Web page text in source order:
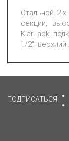
Стальной 2-
секции,
KlarLack,
1/2",
ПОДПИСАТЬСЯ